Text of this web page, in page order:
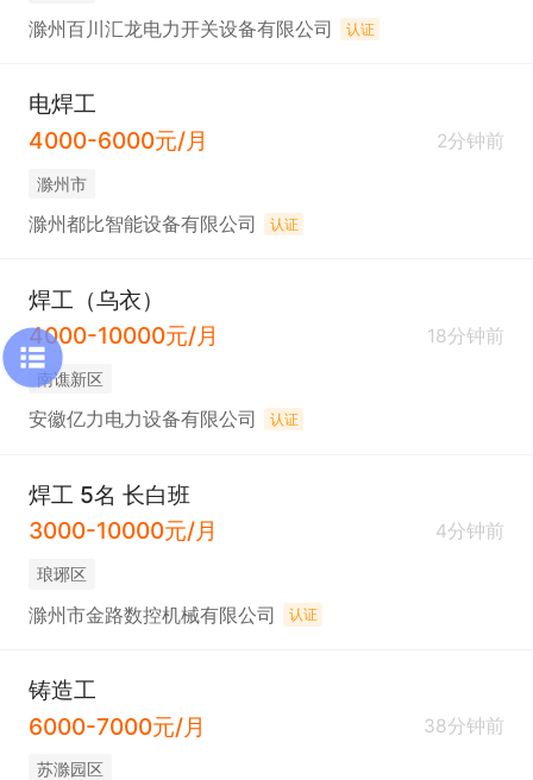
滁州百川汇龙电力开关设备有限公司 认证
电焊工
4000-6000元/月
2分钟前
滁州市
滁州都比智能设备有限公司 认证
焊工（乌衣）
4000-10000元/月
18分钟前
南谯新区
安徽亿力电力设备有限公司 认证
焊工 5名 长白班
3000-10000元/月
4分钟前
琅琊区
滁州市金路数控机械有限公司 认证
铸造工
6000-7000元/月
38分钟前
苏滁园区